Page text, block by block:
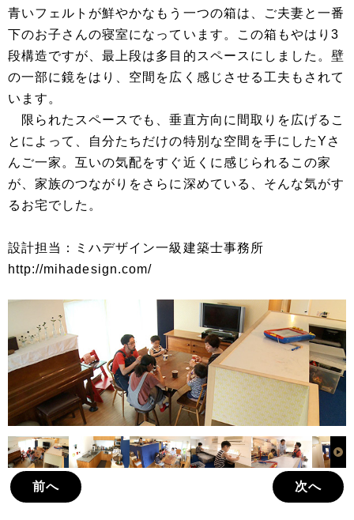
青いフェルトが鮮やかなもう一つの箱は、ご夫妻と一番
下のお子さんの寝室になっています。この箱もやはり3
段構造ですが、最上段は多目的スペースにしました。壁
の一部に鏡をはり、空間を広く感じさせる工夫もされて
います。
限られたスペースでも、垂直方向に間取りを広げるこ
とによって、自分たちだけの特別な空間を手にしたYさ
んご一家。互いの気配をすぐ近くに感じられるこの家
が、家族のつながりをさらに深めている、そんな気がす
るお宅でした。
設計担当：ミハデザイン一級建築士事務所
http://mihadesign.com/
前へ 次へ